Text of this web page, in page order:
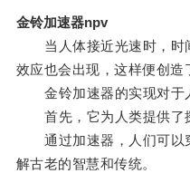
金铃加速器npv
当人体接近光速时，时
效应也会出现，这样便创造
金铃加速器的实现对于
首先，它为人类提供了
通过加速器，人们可以
解古老的智慧和传统。